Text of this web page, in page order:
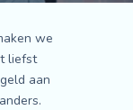
we
liefst
aan